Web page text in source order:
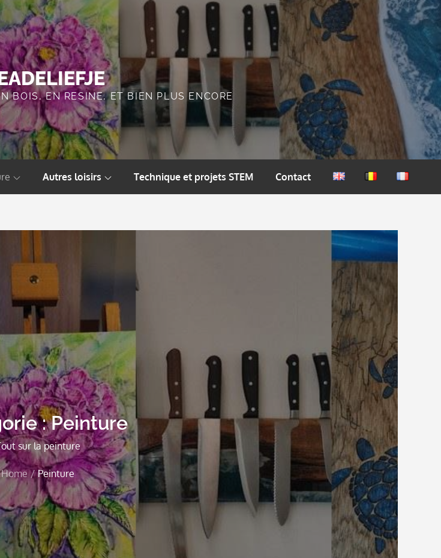
BOIS, EN RESINE, ET BIEN PLUS ENCORE
Autres loisirs Technique et projets STEM Contact
EnglishNederlandsFrançais
:Peinture
sur la peinture
Home Peinture